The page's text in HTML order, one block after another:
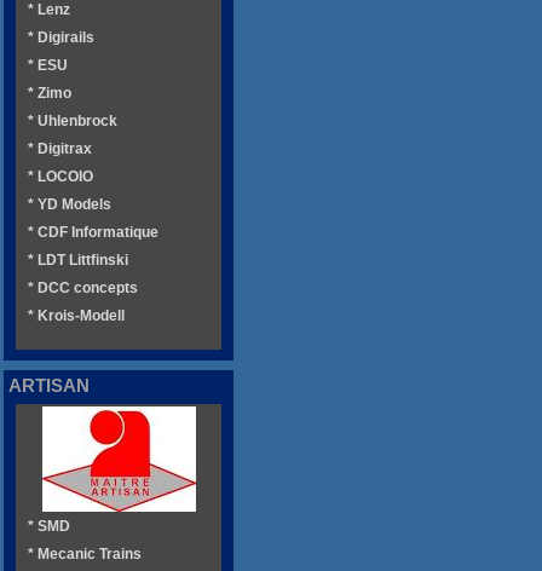
* Lenz
* Digirails
* ESU
* Zimo
* Uhlenbrock
* Digitrax
* LOCOIO
* YD Models
* CDF Informatique
* LDT Littfinski
* DCC concepts
* Krois-Modell
ARTISAN
* SMD
* Mecanic Trains